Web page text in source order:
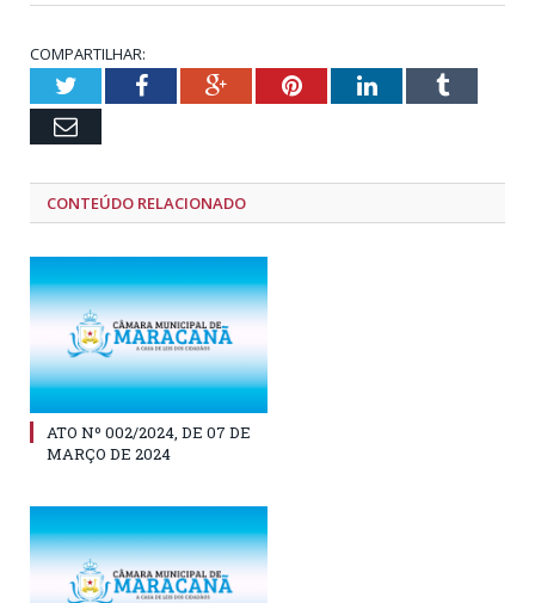
COMPARTILHAR:
TwitterFacebookGoogle+PinterestLinkedInTumblr
Email
CONTEÚDO RELACIONADO
ATO Nº 002/2024, DE 07 DE
MARÇO DE 2024